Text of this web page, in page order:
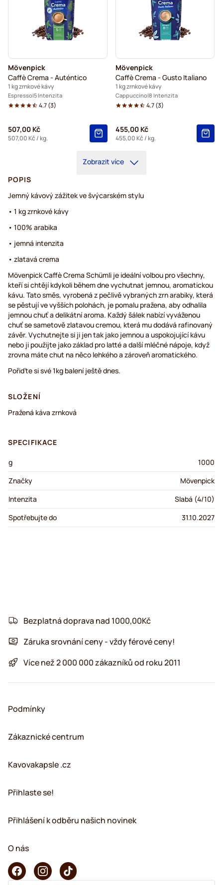
Mövenpick
Caffè Crema - Auténtico
1 kg zrnkové kávy
Espresso 5 Intenzita
4.7(3)
507,00 Kč
507,00 Kč / kg.
Mövenpick
Caffè Crema - Gusto Italiano
1 kg zrnkové kávy
Cappuccino 8 Intenzita
4.7(3)
455,00 Kč
455,00 Kč / kg.
Zobrazit více
POPIS
Jemný kávový zážitek ve švýcarském stylu
• 1 kg zrnkové kávy
• 100% arabika
• jemná intenzita
• zlatavá crema
Mövenpick Caffè Crema Schümli je ideální volbou pro všechny,
kteří si chtějí kdykoli během dne vychutnat jemnou, aromatickou
kávu. Tato směs, vyrobená z pečlivě vybraných zrn arabiky, která
se pěstují ve vyšších polohách, je pomalu pražena, aby odhalila
jemnou chuť a delikátní aroma. Každý šálek nabízí vyváženou
chuť se sametově zlatavou cremou, která mu dodává rafinovaný
závěr. Vychutnejte si ji jen tak jako jemnou a uspokojující kávu
nebo ji použijte jako základ pro latté a další mléčné nápoje, když
zrovna máte chut na něco lehkého a zároveň aromatického.
Pořiďte si své 1kg balení ještě dnes.
SLOŽENÍ
Pražená káva zrnková
SPECIFIKACE
g
1000
Značky
Mövenpick
Intenzita
Slabá (4/10)
Spotřebujte do
31.10.2027
Bezplatná doprava nad 1000,00Kč
Záruka srovnání ceny - vždy férové ceny!
Více než 2 000 000 zákazníků od roku 2011
Podmínky
Zákaznické centrum
Kavovakapsle .cz
Přihlaste se!
Přihlášení k odběru našich novinek
O nás